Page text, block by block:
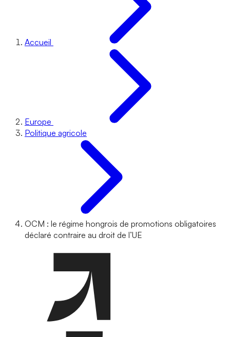
Accueil
Europe
Politique agricole
OCM : le régime hongrois de promotions obligatoires
déclaré contraire au droit de l’UE